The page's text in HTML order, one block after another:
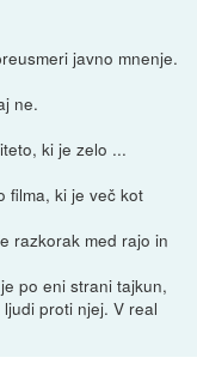
javno mnenje.
ne.
ki je zelo ...
filma, ki je več kot
razkorak med rajo in
po eni strani tajkun,
proti njej. V real